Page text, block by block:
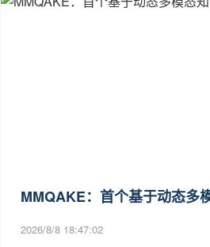
MMQAKE：首个基于动态多
2026/8/8 18:47:02